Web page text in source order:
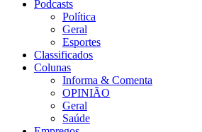
Podcasts
Política
Geral
Esportes
Classificados
Colunas
Informa & Comenta
OPINIÃO
Geral
Saúde